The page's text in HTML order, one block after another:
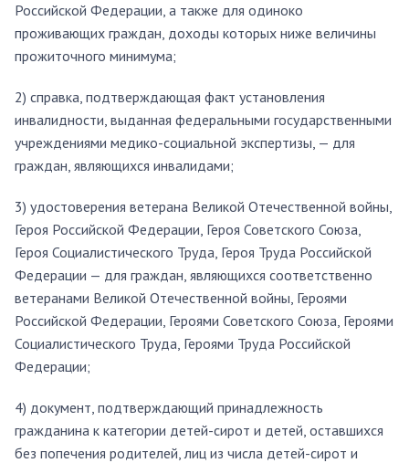
Российской Федерации, а также для одиноко
проживающих граждан, доходы которых ниже величины
прожиточного минимума;
2) справка, подтверждающая факт установления
инвалидности, выданная федеральными государственными
учреждениями медико-социальной экспертизы, — для
граждан, являющихся инвалидами;
3) удостоверения ветерана Великой Отечественной войны,
Героя Российской Федерации, Героя Советского Союза,
Героя Социалистического Труда, Героя Труда Российской
Федерации — для граждан, являющихся соответственно
ветеранами Великой Отечественной войны, Героями
Российской Федерации, Героями Советского Союза, Героями
Социалистического Труда, Героями Труда Российской
Федерации;
4) документ, подтверждающий принадлежность
гражданина к категории детей-сирот и детей, оставшихся
без попечения родителей, лиц из числа детей-сирот и